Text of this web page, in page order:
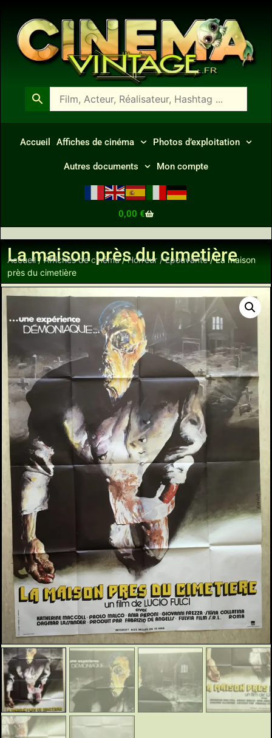
Accueil Affiches de cinéma Photos d’exploitation
Autres documents Mon compte
0,00 €
La maison près du cimetière
Accueil/Affiches de cinéma/Horreur / Epouvante/ La maison
près du cimetière